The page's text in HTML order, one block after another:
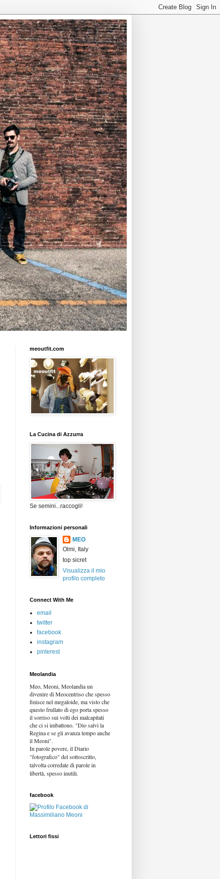
meoutfit.com
La Cucina di Azzurra
Se semini...raccogli!
Informazioni personali
MEO
Olmi, Italy
top sicret
Visualizza il mio
profilo completo
Connect With Me
email
twitter
facebook
instagram
pinterest
Meolandia
Meo, Meoni, Meolandia un
divenire di Meocentriso che spesso
finisce nel megaloide, ma visto che
questo frullato di ego porta spesso
il sorriso sui volti dei malcapitati
che ci si imbattono. "Dio salvi la
Regina e se gli avanza tempo anche
il Meoni".
In parole povere, il Diario
"fotografico" del sottoscritto,
talvolta corredate di parole in
libertà, spesso inutili.
facebook
Lettori fissi